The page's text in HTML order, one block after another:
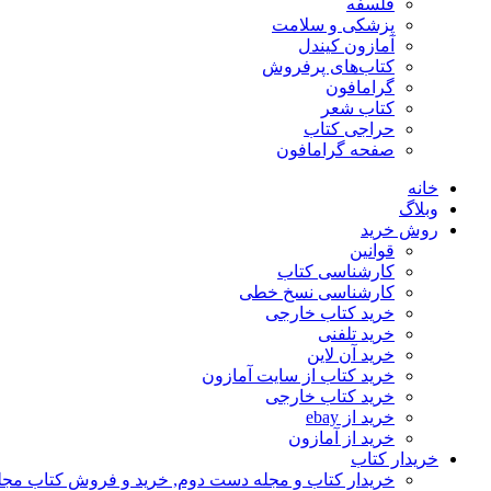
فلسفه
پزشکی و سلامت
آمازون کیندل
کتاب‌های پرفروش
گرامافون
کتاب شعر
حراجی کتاب
صفحه گرامافون
خانه
وبلاگ
روش خرید
قوانین
کارشناسی کتاب
کارشناسی نسخ خطی
خرید کتاب خارجی
خرید تلفنی
خرید آن لاین
خرید کتاب از سایت آمازون
خرید کتاب خارجی
خرید از ebay
خرید از آمازون
خریدار کتاب
خریدار کتاب و مجله دست دوم, خرید و فروش کتاب